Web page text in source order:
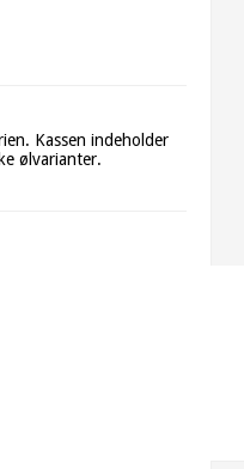
Kassen indeholder
ølvarianter.